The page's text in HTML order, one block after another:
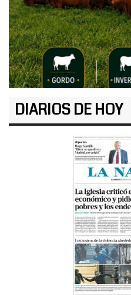
DIARIOS DE HOY